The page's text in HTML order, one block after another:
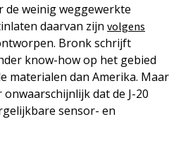
de weinig weggewerkte
daarvan zijn volgens
Bronk schrijft
know-how op het gebied
materialen dan Amerika. Maar
dat de J-20
sensor- en